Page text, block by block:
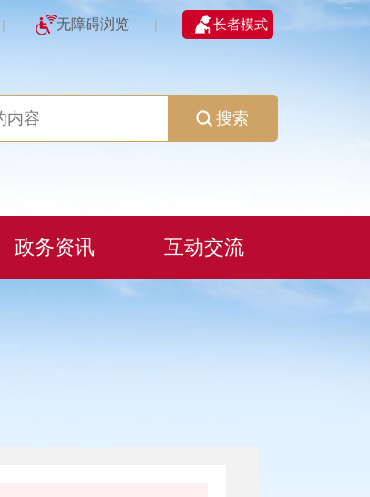
| 无障碍浏览 | 长者模式
搜索
政务资讯 互动交流